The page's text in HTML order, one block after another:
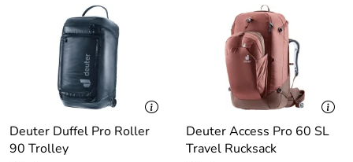
Deuter Duffel Pro Roller
90 Trolley
Deuter Access Pro 60 SL
Travel Rucksack